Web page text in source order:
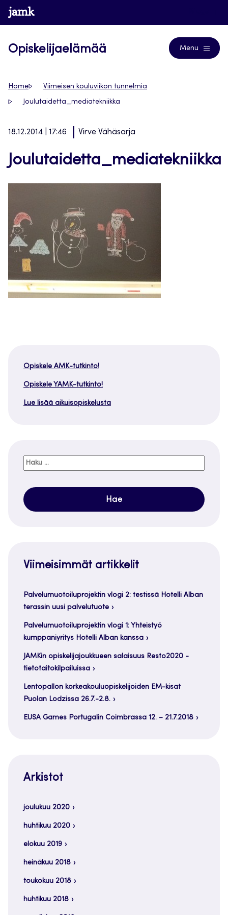
Siirry
suoraan
www.jamk.fi
Opiskelijaelämää Menu
Home Viimeisen kouluviikon tunnelmia
Joulutaidetta_mediatekniikka
18.12.2014 | 17:46 Virve Vähäsarja
Joulutaidetta_mediatekniikka
Opiskele AMK-tutkinto!
Opiskele YAMK-tutkinto!
Lue lisää aikuisopiskelusta
Haku:
Viimeisimmät artikkelit
Palvelumuotoiluprojektin vlogi 2: testissä Hotelli Alban
terassin uusi palvelutuote
Palvelumuotoiluprojektin vlogi 1: Yhteistyö
kumppaniyritys Hotelli Alban kanssa
JAMKin opiskelijajoukkueen salaisuus Resto2020 -
tietotaitokilpailuissa
Lentopallon korkeakouluopiskelijoiden EM-kisat
Puolan Lodzissa 26.7.-2.8.
EUSA Games Portugalin Coimbrassa 12. – 21.7.2018
Arkistot
joulukuu 2020
huhtikuu 2020
elokuu 2019
heinäkuu 2018
toukokuu 2018
huhtikuu 2018